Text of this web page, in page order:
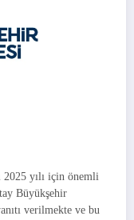
2025 yılı için önemli
Büyükşehir
verilmekte ve bu